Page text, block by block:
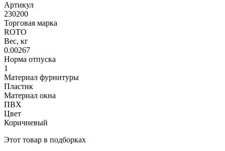
Артикул
230200
Торговая марка
ROTO
Вес, кг
0.00267
Норма отпуска
1
Материал фурнитуры
Пластик
Материал окна
ПВХ
Цвет
Коричневый
Этот товар в подборках